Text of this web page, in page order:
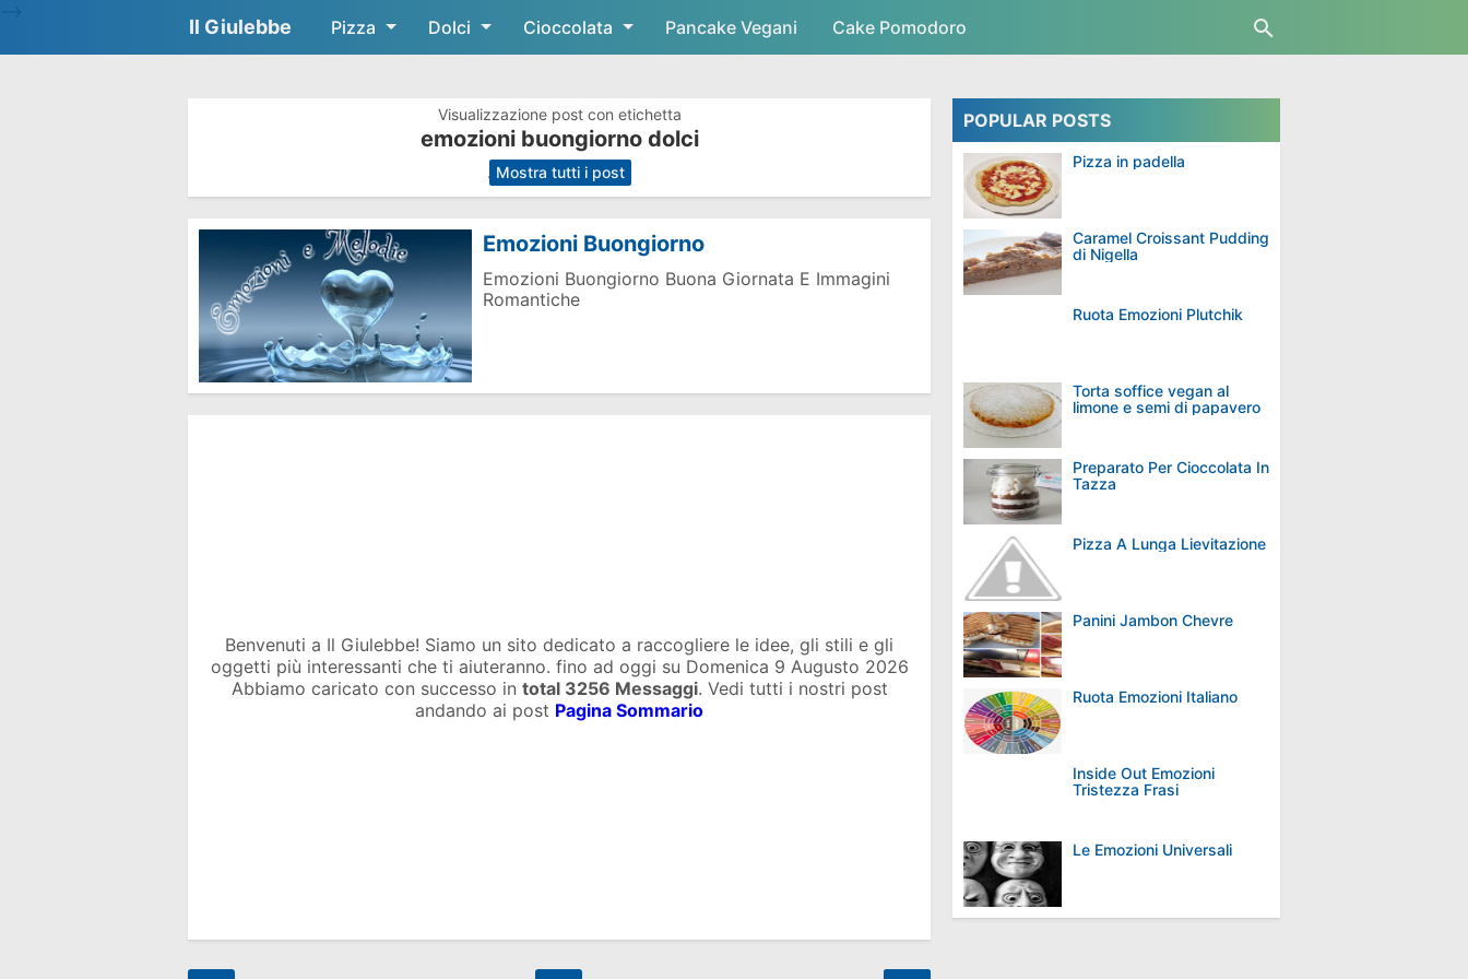
Skip to main content
Il Giulebbe Pizza Dolci Cioccolata Pancake Vegani Cake Pomodoro
Visualizzazione post con etichetta
emozioni buongiorno dolci
. Mostra tutti i post
Emozioni Buongiorno
Emozioni Buongiorno Buona Giornata E Immagini
Romantiche
Benvenuti a Il Giulebbe! Siamo un sito dedicato a raccogliere le idee, gli stili e gli
oggetti più interessanti che ti aiuteranno. fino ad oggi su Domenica 9 Augusto 2026
Abbiamo caricato con successo in total 3256 Messaggi. Vedi tutti i nostri post
andando ai post Pagina Sommario
POPULAR POSTS
Pizza in padella
Caramel Croissant Pudding
di Nigella
Ruota Emozioni Plutchik
Torta soffice vegan al
limone e semi di papavero
Preparato Per Cioccolata In
Tazza
Pizza A Lunga Lievitazione
Panini Jambon Chevre
Ruota Emozioni Italiano
Inside Out Emozioni
Tristezza Frasi
Le Emozioni Universali